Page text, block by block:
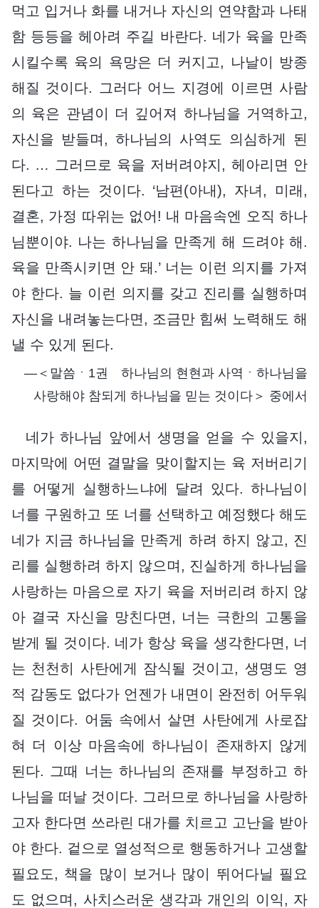
먹고 입거나 화를 내거나 자신의 연약함과 나태
함 등등을 헤아려 주길 바란다. 네가 육을 만족
시킬수록 육의 욕망은 더 커지고, 나날이 방종
해질 것이다. 그러다 어느 지경에 이르면 사람
의 육은 관념이 더 깊어져 하나님을 거역하고,
자신을 받들며, 하나님의 사역도 의심하게 된
다. … 그러므로 육을 저버려야지, 헤아리면 안
된다고 하는 것이다. ‘남편(아내), 자녀, 미래,
결혼, 가정 따위는 없어! 내 마음속엔 오직 하나
님뿐이야. 나는 하나님을 만족게 해 드려야 해.
육을 만족시키면 안 돼.’ 너는 이런 의지를 가져
야 한다. 늘 이런 의지를 갖고 진리를 실행하며
자신을 내려놓는다면, 조금만 힘써 노력해도 해
낼 수 있게 된다.
―＜말씀ㆍ1권 하나님의 현현과 사역ㆍ하나님을
사랑해야 참되게 하나님을 믿는 것이다＞ 중에서
네가 하나님 앞에서 생명을 얻을 수 있을지,
마지막에 어떤 결말을 맞이할지는 육 저버리기
를 어떻게 실행하느냐에 달려 있다. 하나님이
너를 구원하고 또 너를 선택하고 예정했다 해도
네가 지금 하나님을 만족게 하려 하지 않고, 진
리를 실행하려 하지 않으며, 진실하게 하나님을
사랑하는 마음으로 자기 육을 저버리려 하지 않
아 결국 자신을 망친다면, 너는 극한의 고통을
받게 될 것이다. 네가 항상 육을 생각한다면, 너
는 천천히 사탄에게 잠식될 것이고, 생명도 영
적 감동도 없다가 언젠가 내면이 완전히 어두워
질 것이다. 어둠 속에서 살면 사탄에게 사로잡
혀 더 이상 마음속에 하나님이 존재하지 않게
된다. 그때 너는 하나님의 존재를 부정하고 하
나님을 떠날 것이다. 그러므로 하나님을 사랑하
고자 한다면 쓰라린 대가를 치르고 고난을 받아
야 한다. 겉으로 열성적으로 행동하거나 고생할
필요도, 책을 많이 보거나 많이 뛰어다닐 필요
도 없으며, 사치스러운 생각과 개인의 이익, 자